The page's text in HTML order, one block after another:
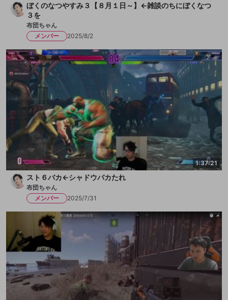
ぼくのなつやすみ３【８月１日～】←雑談のちにぼくなつ
３を
布団ちゃん
メンバー
2025/8/2
1:37:21
スト６バカ←シャドウバカたれ
布団ちゃん
メンバー
2025/7/31